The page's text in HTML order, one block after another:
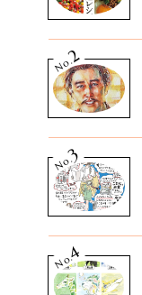
No.2
No.
3
No.
4